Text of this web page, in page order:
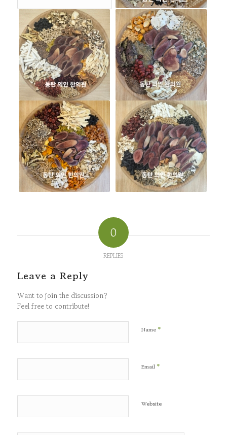
0
REPLIES
Leave a Reply
Want to join the discussion?
Feel free to contribute!
Name *
Email *
Website